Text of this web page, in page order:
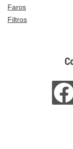
Faros
Filtros